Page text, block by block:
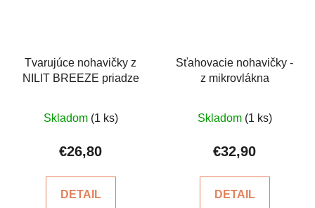
Tvarujúce nohavičky z
NILIT BREEZE priadze
hodnotenie
produktu
z
Skladom (1 ks)
€26,80
DETAIL
Sťahovacie nohavičky -
z mikrovlákna
hodnotenie
produktu
z
Skladom (1 ks)
€32,90
DETAIL